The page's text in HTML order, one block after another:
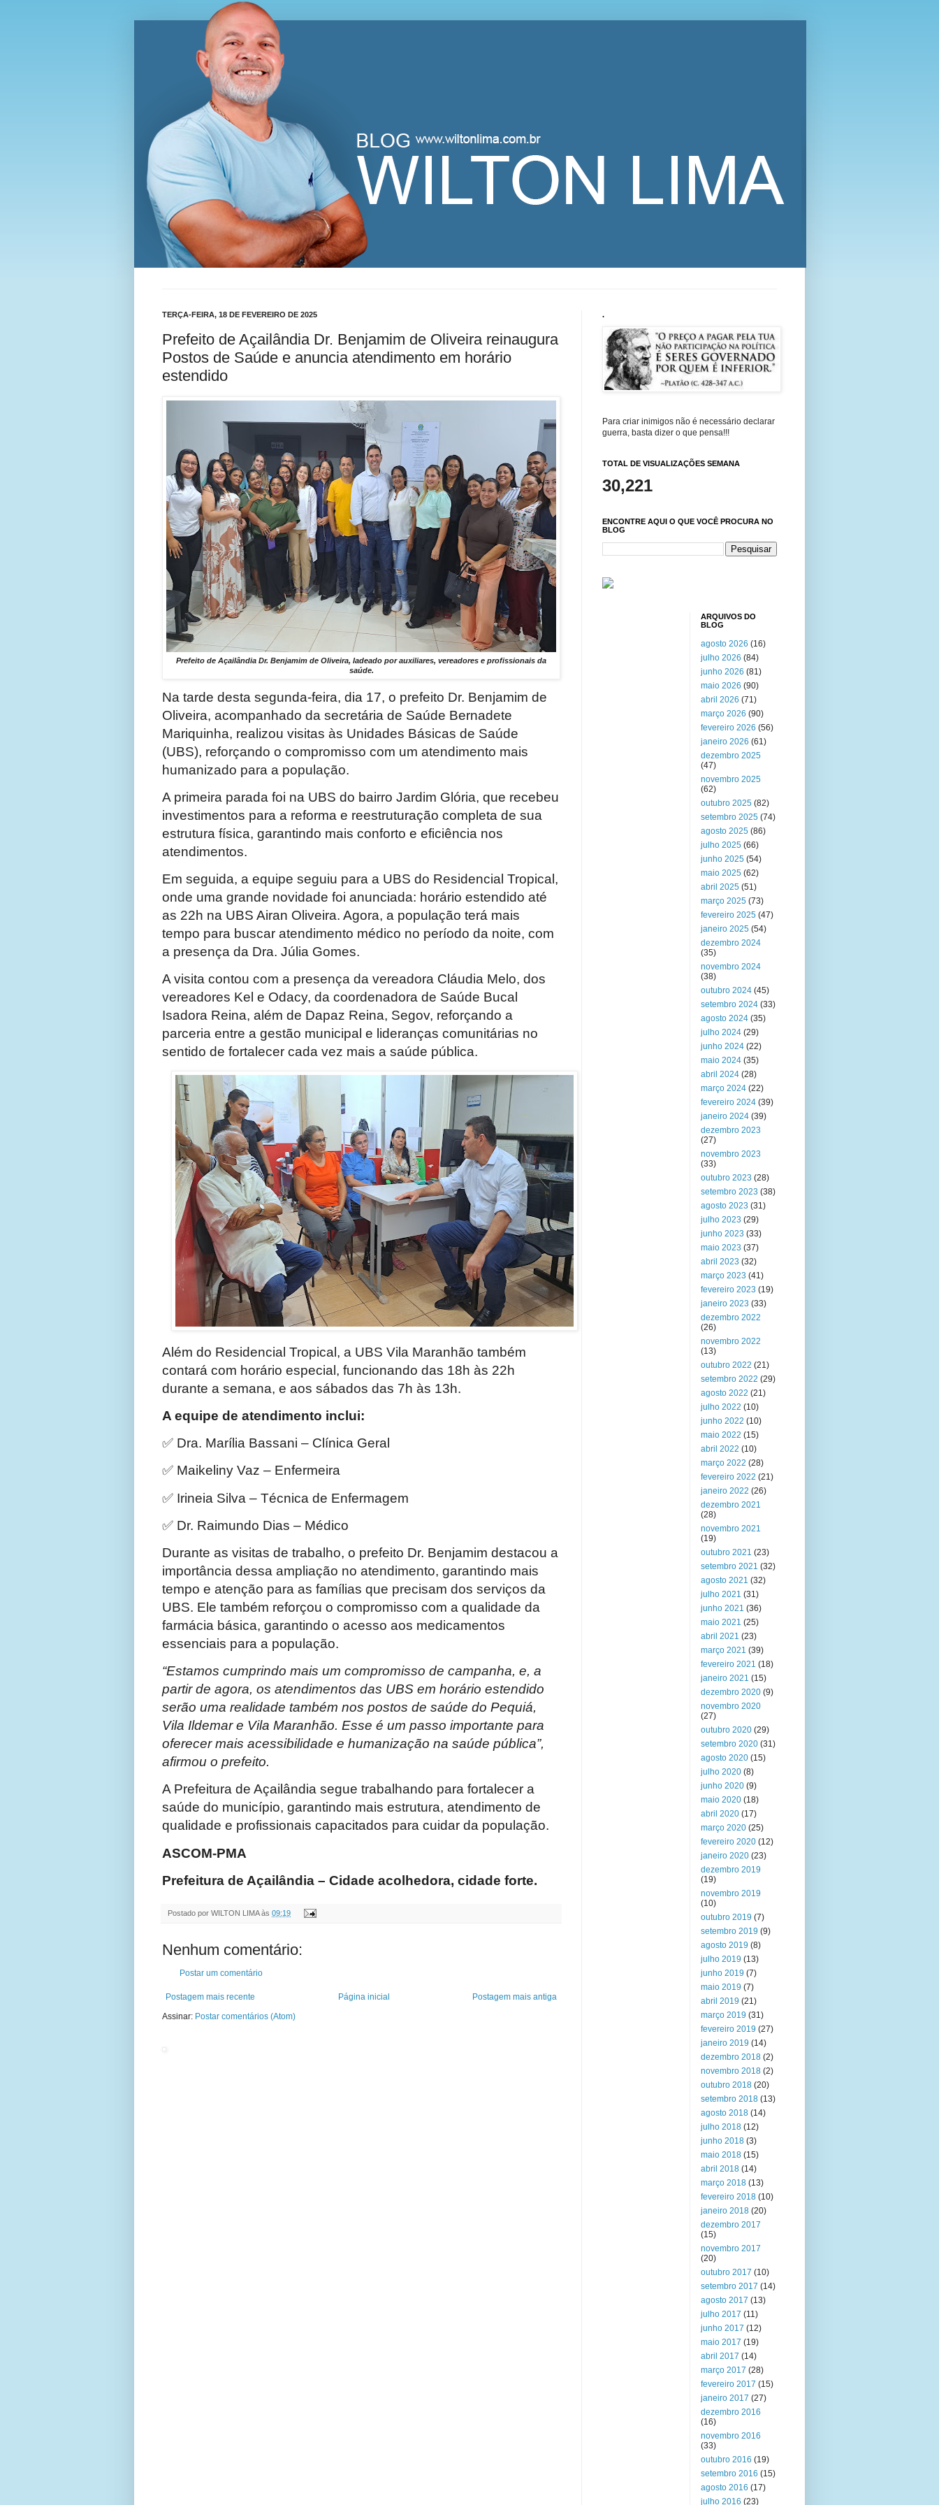
Blog Wilton Lima
TERÇA-FEIRA, 18 DE FEVEREIRO DE 2025
Prefeito de Açailândia Dr. Benjamim de Oliveira reinaugura
Postos de Saúde e anuncia atendimento em horário
estendido
Prefeito de Açailândia Dr. Benjamim de Oliveira, ladeado por auxiliares, vereadores e profissionais da
saúde.
Na tarde desta segunda-feira, dia 17, o prefeito Dr. Benjamim de
Oliveira, acompanhado da secretária de Saúde Bernadete
Mariquinha, realizou visitas às Unidades Básicas de Saúde
(UBS), reforçando o compromisso com um atendimento mais
humanizado para a população.
A primeira parada foi na UBS do bairro Jardim Glória, que recebeu
investimentos para a reforma e reestruturação completa de sua
estrutura física, garantindo mais conforto e eficiência nos
atendimentos.
Em seguida, a equipe seguiu para a UBS do Residencial Tropical,
onde uma grande novidade foi anunciada: horário estendido até
as 22h na UBS Airan Oliveira. Agora, a população terá mais
tempo para buscar atendimento médico no período da noite, com
a presença da Dra. Júlia Gomes.
A visita contou com a presença da vereadora Cláudia Melo, dos
vereadores Kel e Odacy, da coordenadora de Saúde Bucal
Isadora Reina, além de Dapaz Reina, Segov, reforçando a
parceria entre a gestão municipal e lideranças comunitárias no
sentido de fortalecer cada vez mais a saúde pública.
Além do Residencial Tropical, a UBS Vila Maranhão também
contará com horário especial, funcionando das 18h às 22h
durante a semana, e aos sábados das 7h às 13h.
A equipe de atendimento inclui:
✅ Dra. Marília Bassani – Clínica Geral
✅ Maikeliny Vaz – Enfermeira
✅ Irineia Silva – Técnica de Enfermagem
✅ Dr. Raimundo Dias – Médico
Durante as visitas de trabalho, o prefeito Dr. Benjamim destacou a
importância dessa ampliação no atendimento, garantindo mais
tempo e atenção para as famílias que precisam dos serviços da
UBS. Ele também reforçou o compromisso com a qualidade da
farmácia básica, garantindo o acesso aos medicamentos
essenciais para a população.
“Estamos cumprindo mais um compromisso de campanha, e, a
partir de agora, os atendimentos das UBS em horário estendido
serão uma realidade também nos postos de saúde do Pequiá,
Vila Ildemar e Vila Maranhão. Esse é um passo importante para
oferecer mais acessibilidade e humanização na saúde pública”,
afirmou o prefeito.
A Prefeitura de Açailândia segue trabalhando para fortalecer a
saúde do município, garantindo mais estrutura, atendimento de
qualidade e profissionais capacitados para cuidar da população.
ASCOM-PMA
Prefeitura de Açailândia – Cidade acolhedora, cidade forte.
Postado por WILTON LIMA às 09:19
Nenhum comentário:
Postar um comentário
Postagem mais recente Postagem mais antiga
Página inicial
Assinar: Postar comentários (Atom)
.
Para criar inimigos não é necessário declarar
guerra, basta dizer o que pensa!!!
TOTAL DE VISUALIZAÇÕES SEMANA
30,221
ENCONTRE AQUI O QUE VOCÊ PROCURA NO
BLOG
ARQUIVOS DO
BLOG
agosto 2026 (16)
julho 2026 (84)
junho 2026 (81)
maio 2026 (90)
abril 2026 (71)
março 2026 (90)
fevereiro 2026 (56)
janeiro 2026 (61)
dezembro 2025
(47)
novembro 2025
(62)
outubro 2025 (82)
setembro 2025 (74)
agosto 2025 (86)
julho 2025 (66)
junho 2025 (54)
maio 2025 (62)
abril 2025 (51)
março 2025 (73)
fevereiro 2025 (47)
janeiro 2025 (54)
dezembro 2024
(35)
novembro 2024
(38)
outubro 2024 (45)
setembro 2024 (33)
agosto 2024 (35)
julho 2024 (29)
junho 2024 (22)
maio 2024 (35)
abril 2024 (28)
março 2024 (22)
fevereiro 2024 (39)
janeiro 2024 (39)
dezembro 2023
(27)
novembro 2023
(33)
outubro 2023 (28)
setembro 2023 (38)
agosto 2023 (31)
julho 2023 (29)
junho 2023 (33)
maio 2023 (37)
abril 2023 (32)
março 2023 (41)
fevereiro 2023 (19)
janeiro 2023 (33)
dezembro 2022
(26)
novembro 2022
(13)
outubro 2022 (21)
setembro 2022 (29)
agosto 2022 (21)
julho 2022 (10)
junho 2022 (10)
maio 2022 (15)
abril 2022 (10)
março 2022 (28)
fevereiro 2022 (21)
janeiro 2022 (26)
dezembro 2021
(28)
novembro 2021
(19)
outubro 2021 (23)
setembro 2021 (32)
agosto 2021 (32)
julho 2021 (31)
junho 2021 (36)
maio 2021 (25)
abril 2021 (23)
março 2021 (39)
fevereiro 2021 (18)
janeiro 2021 (15)
dezembro 2020 (9)
novembro 2020
(27)
outubro 2020 (29)
setembro 2020 (31)
agosto 2020 (15)
julho 2020 (8)
junho 2020 (9)
maio 2020 (18)
abril 2020 (17)
março 2020 (25)
fevereiro 2020 (12)
janeiro 2020 (23)
dezembro 2019
(19)
novembro 2019
(10)
outubro 2019 (7)
setembro 2019 (9)
agosto 2019 (8)
julho 2019 (13)
junho 2019 (7)
maio 2019 (7)
abril 2019 (21)
março 2019 (31)
fevereiro 2019 (27)
janeiro 2019 (14)
dezembro 2018 (2)
novembro 2018 (2)
outubro 2018 (20)
setembro 2018 (13)
agosto 2018 (14)
julho 2018 (12)
junho 2018 (3)
maio 2018 (15)
abril 2018 (14)
março 2018 (13)
fevereiro 2018 (10)
janeiro 2018 (20)
dezembro 2017
(15)
novembro 2017
(20)
outubro 2017 (10)
setembro 2017 (14)
agosto 2017 (13)
julho 2017 (11)
junho 2017 (12)
maio 2017 (19)
abril 2017 (14)
março 2017 (28)
fevereiro 2017 (15)
janeiro 2017 (27)
dezembro 2016
(16)
novembro 2016
(33)
outubro 2016 (19)
setembro 2016 (15)
agosto 2016 (17)
julho 2016 (23)